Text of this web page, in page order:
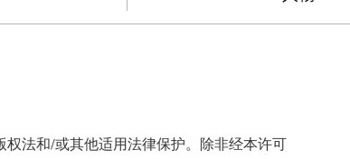
法和/或其他适用法律保护。除非经本许可